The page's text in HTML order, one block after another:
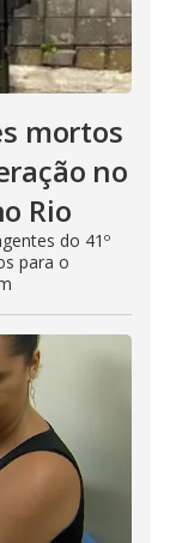
mortos
no
Rio
do 41º
para o